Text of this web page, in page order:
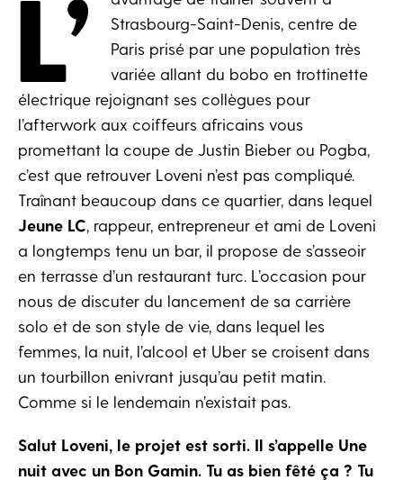
L’
Strasbourg-Saint-Denis, centre de
Paris prisé par une population très
variée allant du bobo en trottinette
électrique rejoignant ses collègues pour
l’afterwork aux coiffeurs africains vous
promettant la coupe de Justin Bieber ou Pogba,
c’est que retrouver Loveni n’est pas compliqué.
Traînant beaucoup dans ce quartier, dans lequel
Jeune LC , rappeur, entrepreneur et ami de Loveni
a longtemps tenu un bar, il propose de s’asseoir
en terrasse d’un restaurant turc. L’occasion pour
nous de discuter du lancement de sa carrière
solo et de son style de vie, dans lequel les
femmes, la nuit, l’alcool et Uber se croisent dans
un tourbillon enivrant jusqu’au petit matin.
Comme si le lendemain n’existait pas.
Salut Loveni, le projet est sorti. Il s’appelle Une
nuit avec un Bon Gamin. Tu as bien fêté ça ? Tu